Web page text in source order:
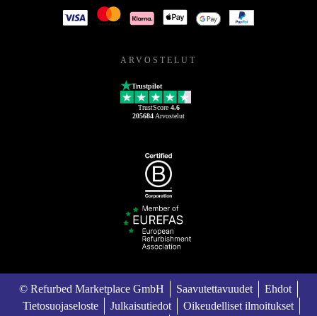
ARVOSTELUT
Trustpilot
TrustScore 4.6
205684Arvostelut
© Refurbed Marketplace GmbH Saavutettavuudet
Ehdot
Tietosuojaseloste
Julkaisutiedot Oikeudelliset ilmoitukset